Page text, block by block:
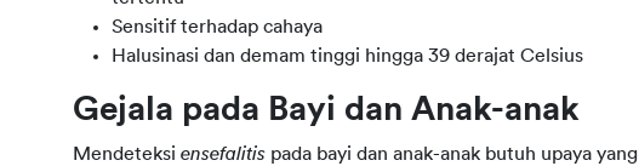
Sensitif terhadap cahaya
Halusinasi dan demam tinggi hingga 39 derajat Celsius
Gejala pada Bayi dan Anak-anak
Mendeteksi ensefalitis pada bayi dan anak-anak butuh upaya